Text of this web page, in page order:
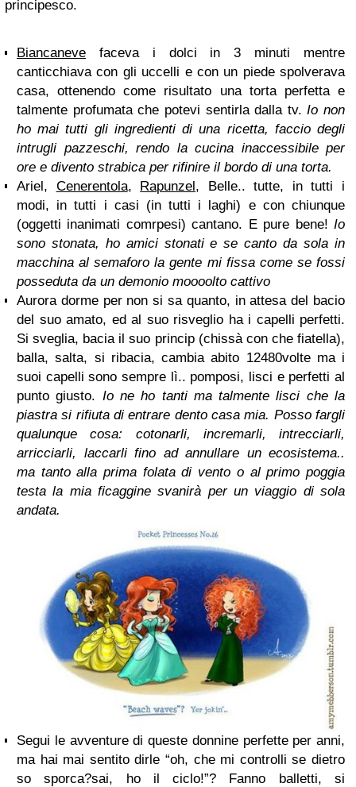
principesco.
Biancaneve faceva i dolci in 3 minuti mentre
canticchiava con gli uccelli e con un piede spolverava
casa, ottenendo come risultato una torta perfetta e
talmente profumata che potevi sentirla dalla tv.Io non
ho mai tutti gli ingredienti di una ricetta, faccio degli
intrugli pazzeschi, rendo la cucina inaccessibile per
ore e divento strabica per rifinire il bordo di una torta.
Ariel, Cenerentola, Rapunzel , Belle.. tutte, in tutti i
modi, in tutti i casi (in tutti i laghi) e con chiunque
(oggetti inanimati comrpesi) cantano. E pure bene! Io
sono stonata, ho amici stonati e se canto da sola in
macchina al semaforo la gente mi fissa come se fossi
posseduta da un demonio moooolto cattivo
Aurora dorme per non si sa quanto, in attesa del bacio
del suo amato, ed al suo risveglio ha i capelli perfetti.
Si sveglia, bacia il suo princip (chissà con che fiatella),
balla, salta, si ribacia, cambia abito 12480volte ma i
suoi capelli sono sempre lì.. pomposi, lisci e perfetti al
punto giusto. Io ne ho tanti ma talmente lisci che la
piastra si rifiuta di entrare dento casa mia. Posso fargli
qualunque cosa: cotonarli, incremarli, intrecciarli,
arricciarli, laccarli fino ad annullare un ecosistema..
ma tanto alla prima folata di vento o al primo poggia
testa la mia ficaggine svanirà per un viaggio di sola
andata.
Segui le avventure di queste donnine perfette per anni,
ma hai mai sentito dirle “oh, che mi controlli se dietro
so sporca?sai, ho il ciclo!”? Fanno balletti, si